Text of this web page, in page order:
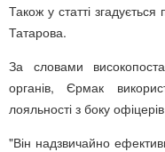
Також у статті
Татарова.
За словами
органів, Єрмак
лояльності з боку
"Він надзвичайно